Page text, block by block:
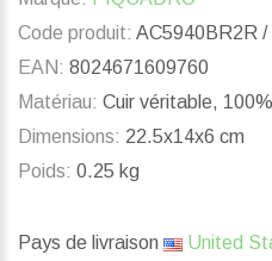
Code produit: AC5940BR2R /
EAN: 8024671609760
Matériau: Cuir véritable,
Dimensions: 22.5x14x6 cm
Poids: 0.25 kg
Pays de livraison United